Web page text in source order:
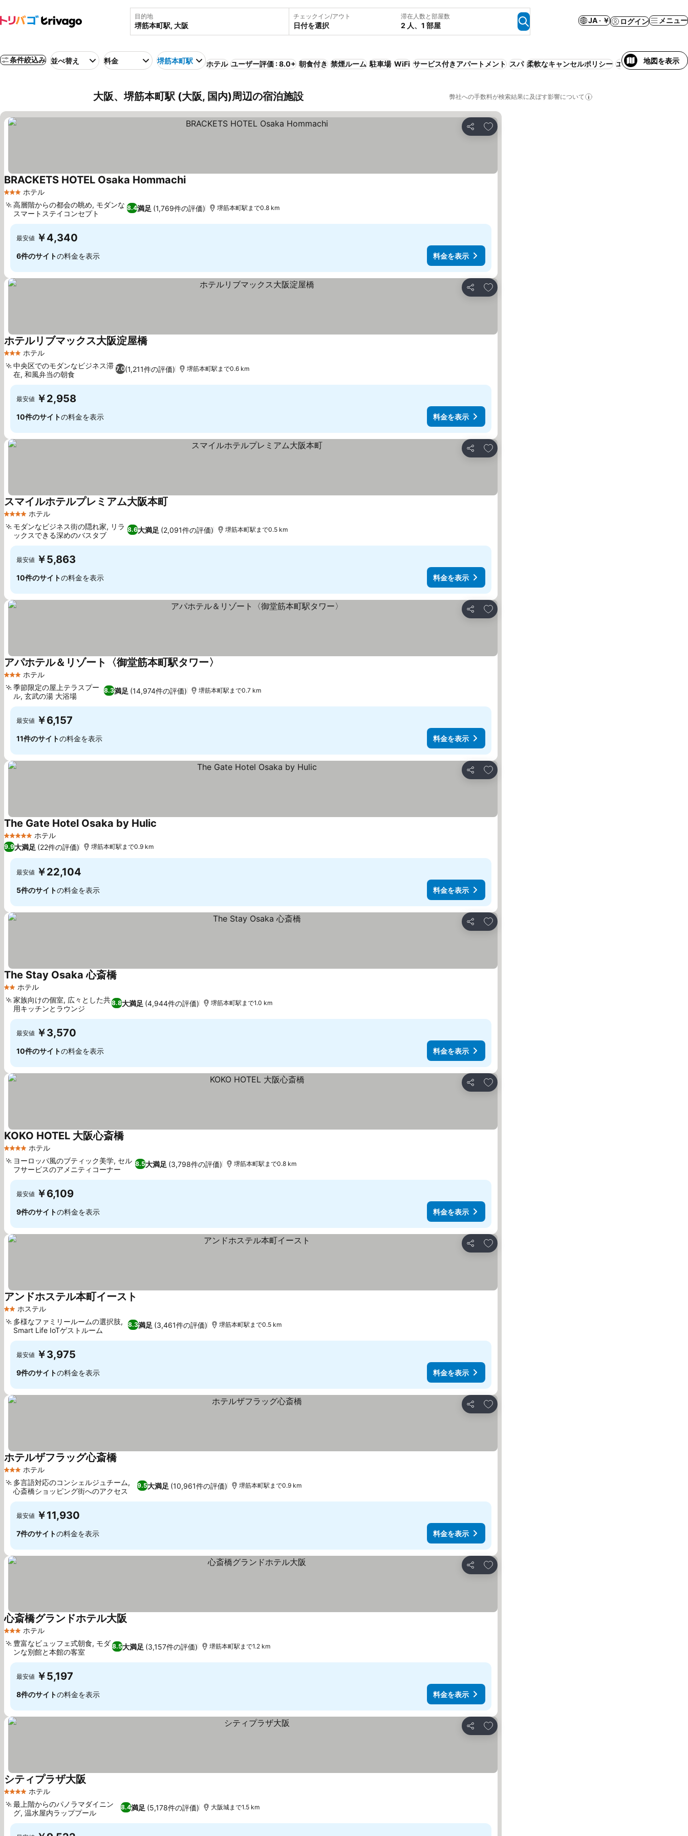
目的地 チェックイン/アウト
日付を選択
滞在人数と部屋数
2 人、1 部屋
JA · ￥ ログイン メニュー
条件絞込み 並べ替え 料金 堺筋本町駅 ホテル ユーザー評価 : 8.0+ 朝食付き 禁煙ルーム 駐車場 WiFi サービス付きアパートメント スパ 柔軟なキャンセルポリシー エアコン 事前払い不
地図を表示
大阪、堺筋本町駅 (大阪, 国内)周辺の宿泊施設 弊社への手数料が検索結果に及ぼす影響について
シェア
お気に入りに追加
3 ホテルのランク
ホテル
BRACKETS HOTEL Osaka Hommachi
8.4満足 (1,769件の評価)
高層階からの都会の眺め, モダンな
スマートステイコンセプト
堺筋本町駅まで0.8 km
最安値 ￥4,340
6件のサイトの料金を表示 料金を表示
シェア
お気に入りに追加
3 ホテルのランク
ホテル
ホテルリブマックス大阪淀屋橋
7.0(1,211件の評価)
中央区でのモダンなビジネス滞
在, 和風弁当の朝食
堺筋本町駅まで0.6 km
最安値 ￥2,958
10件のサイトの料金を表示 料金を表示
シェア
お気に入りに追加
4 ホテルのランク
ホテル
スマイルホテルプレミアム大阪本町
8.6大満足 (2,091件の評価)
モダンなビジネス街の隠れ家, リラ
ックスできる深めのバスタブ
堺筋本町駅まで0.5 km
最安値 ￥5,863
10件のサイトの料金を表示 料金を表示
シェア
お気に入りに追加
3 ホテルのランク
ホテル
アパホテル＆リゾート〈御堂筋本町駅タワー〉
8.3満足 (14,974件の評価)
季節限定の屋上テラスプー
ル, 玄武の湯 大浴場
堺筋本町駅まで0.7 km
最安値 ￥6,157
11件のサイトの料金を表示 料金を表示
シェア
お気に入りに追加
5 ホテルのランク
ホテル
The Gate Hotel Osaka by Hulic
9.9大満足 (22件の評価) 堺筋本町駅まで0.9 km
最安値 ￥22,104
5件のサイトの料金を表示 料金を表示
シェア
お気に入りに追加
2 ホテルのランク
ホテル
The Stay Osaka 心斎橋
8.8大満足 (4,944件の評価)
家族向けの個室, 広々とした共
用キッチンとラウンジ
堺筋本町駅まで1.0 km
最安値 ￥3,570
10件のサイトの料金を表示 料金を表示
シェア
お気に入りに追加
4 ホテルのランク
ホテル
KOKO HOTEL 大阪心斎橋
8.5大満足 (3,798件の評価)
ヨーロッパ風のブティック美学, セル
フサービスのアメニティコーナー
堺筋本町駅まで0.8 km
最安値 ￥6,109
9件のサイトの料金を表示 料金を表示
シェア
お気に入りに追加
2 ホテルのランク
ホステル
アンドホステル本町イースト
8.3満足 (3,461件の評価)
多様なファミリールームの選択肢,
Smart Life IoTゲストルーム
堺筋本町駅まで0.5 km
最安値 ￥3,975
9件のサイトの料金を表示 料金を表示
シェア
お気に入りに追加
3 ホテルのランク
ホテル
ホテルザフラッグ心斎橋
9.5大満足 (10,961件の評価)
多言語対応のコンシェルジュチーム,
心斎橋ショッピング街へのアクセス
堺筋本町駅まで0.9 km
最安値 ￥11,930
7件のサイトの料金を表示 料金を表示
シェア
お気に入りに追加
3 ホテルのランク
ホテル
心斎橋グランドホテル大阪
8.5大満足 (3,157件の評価)
豊富なビュッフェ式朝食, モダ
ンな別館と本館の客室
堺筋本町駅まで1.2 km
最安値 ￥5,197
8件のサイトの料金を表示 料金を表示
シェア
お気に入りに追加
4 ホテルのランク
ホテル
シティプラザ大阪
8.4満足 (5,178件の評価)
最上階からのパノラマダイニン
グ, 温水屋内ラッププール
大阪城まで1.5 km